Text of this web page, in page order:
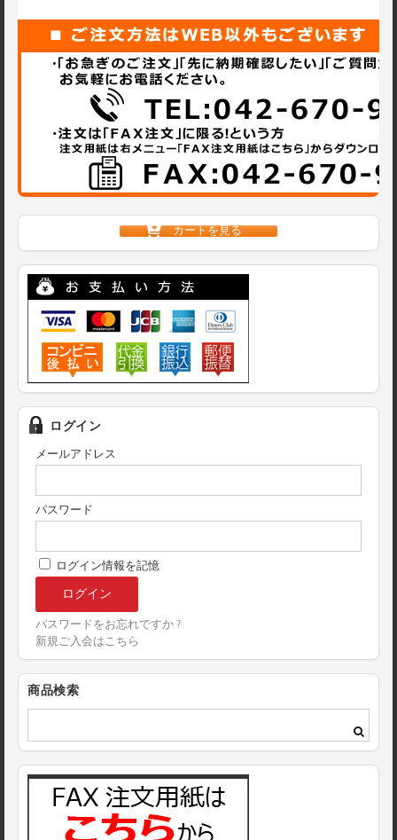
カートを見る
ログイン
メールアドレス
パスワード
ログイン情報を記憶
パスワードをお忘れですか ?
新規ご入会はこちら
商品検索